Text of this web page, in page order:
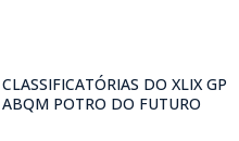
CLASSIFICATÓRIAS DO XLIX GP
ABQM POTRO DO FUTURO